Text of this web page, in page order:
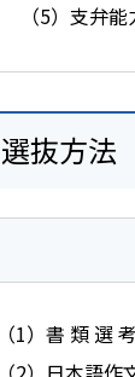
（5）支弁
選抜方法
（1）書 類 選 考